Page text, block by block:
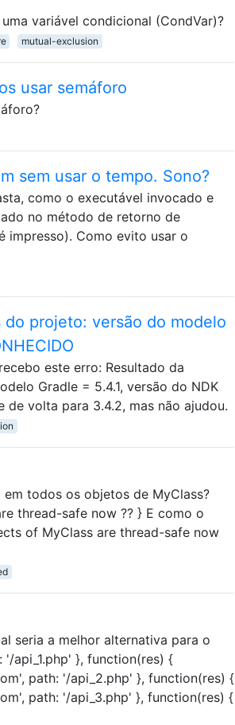
variável condicional (CondVar)?
mutual-exclusion
usar semáforo
sem usar o tempo. Sono?
como o executável invocado e
no método de retorno de
impresso). Como evito usar o
projeto: versão do modelo
este erro: Resultado da
Gradle = 5.4.1, versão do NDK
de volta para 3.4.2, mas não ajudou.
todos os objetos de MyClass?
thread-safe now ?? } E como o
of MyClass are thread-safe now
seria a melhor alternativa para o
api_1.php' }, function(res) {
path: '/api_2.php' }, function(res) {
path: '/api_3.php' }, function(res) {